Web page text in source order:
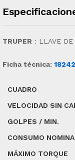
TRUPER : LLAVE DE
Ficha técnica:
CUADRO
VELOCIDAD SIN
GOLPES / MIN.
CONSUMO
MÁXIMO TORQUE